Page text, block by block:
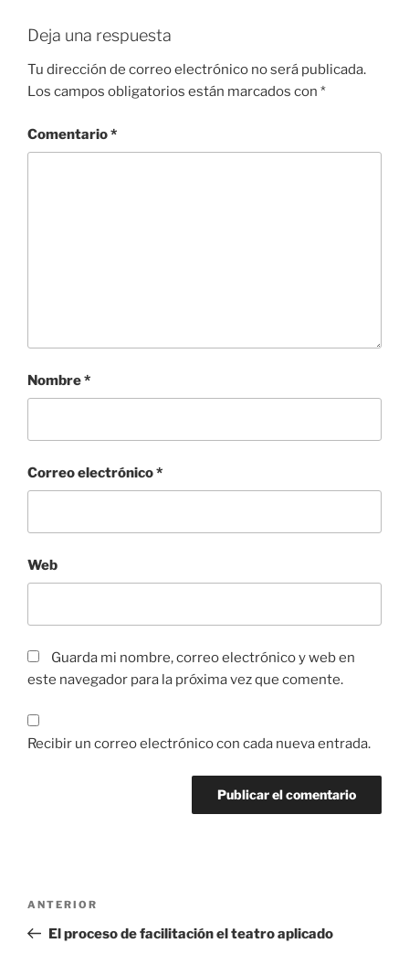
Deja una respuesta
Tu dirección de correo electrónico no será publicada.
Los campos obligatorios están marcados con *
Comentario*
Nombre*
Correo electrónico*
Web
Guarda mi nombre, correo electrónico y web en
este navegador para la próxima vez que comente.
Recibir un correo electrónico con cada nueva entrada.
ANTERIOR
El proceso de facilitación el teatro aplicado